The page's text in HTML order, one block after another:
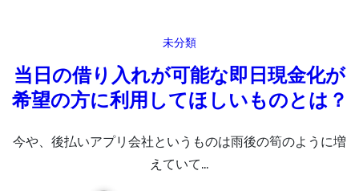
未分類
当日の借り入れが可能な即日現金化が
希望の方に利用してほしいものとは？
今や、後払いアプリ会社というものは雨後の筍のように増
えていて…